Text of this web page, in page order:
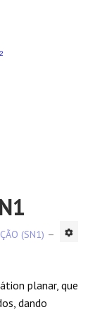
(SN1)
planar, que
dando